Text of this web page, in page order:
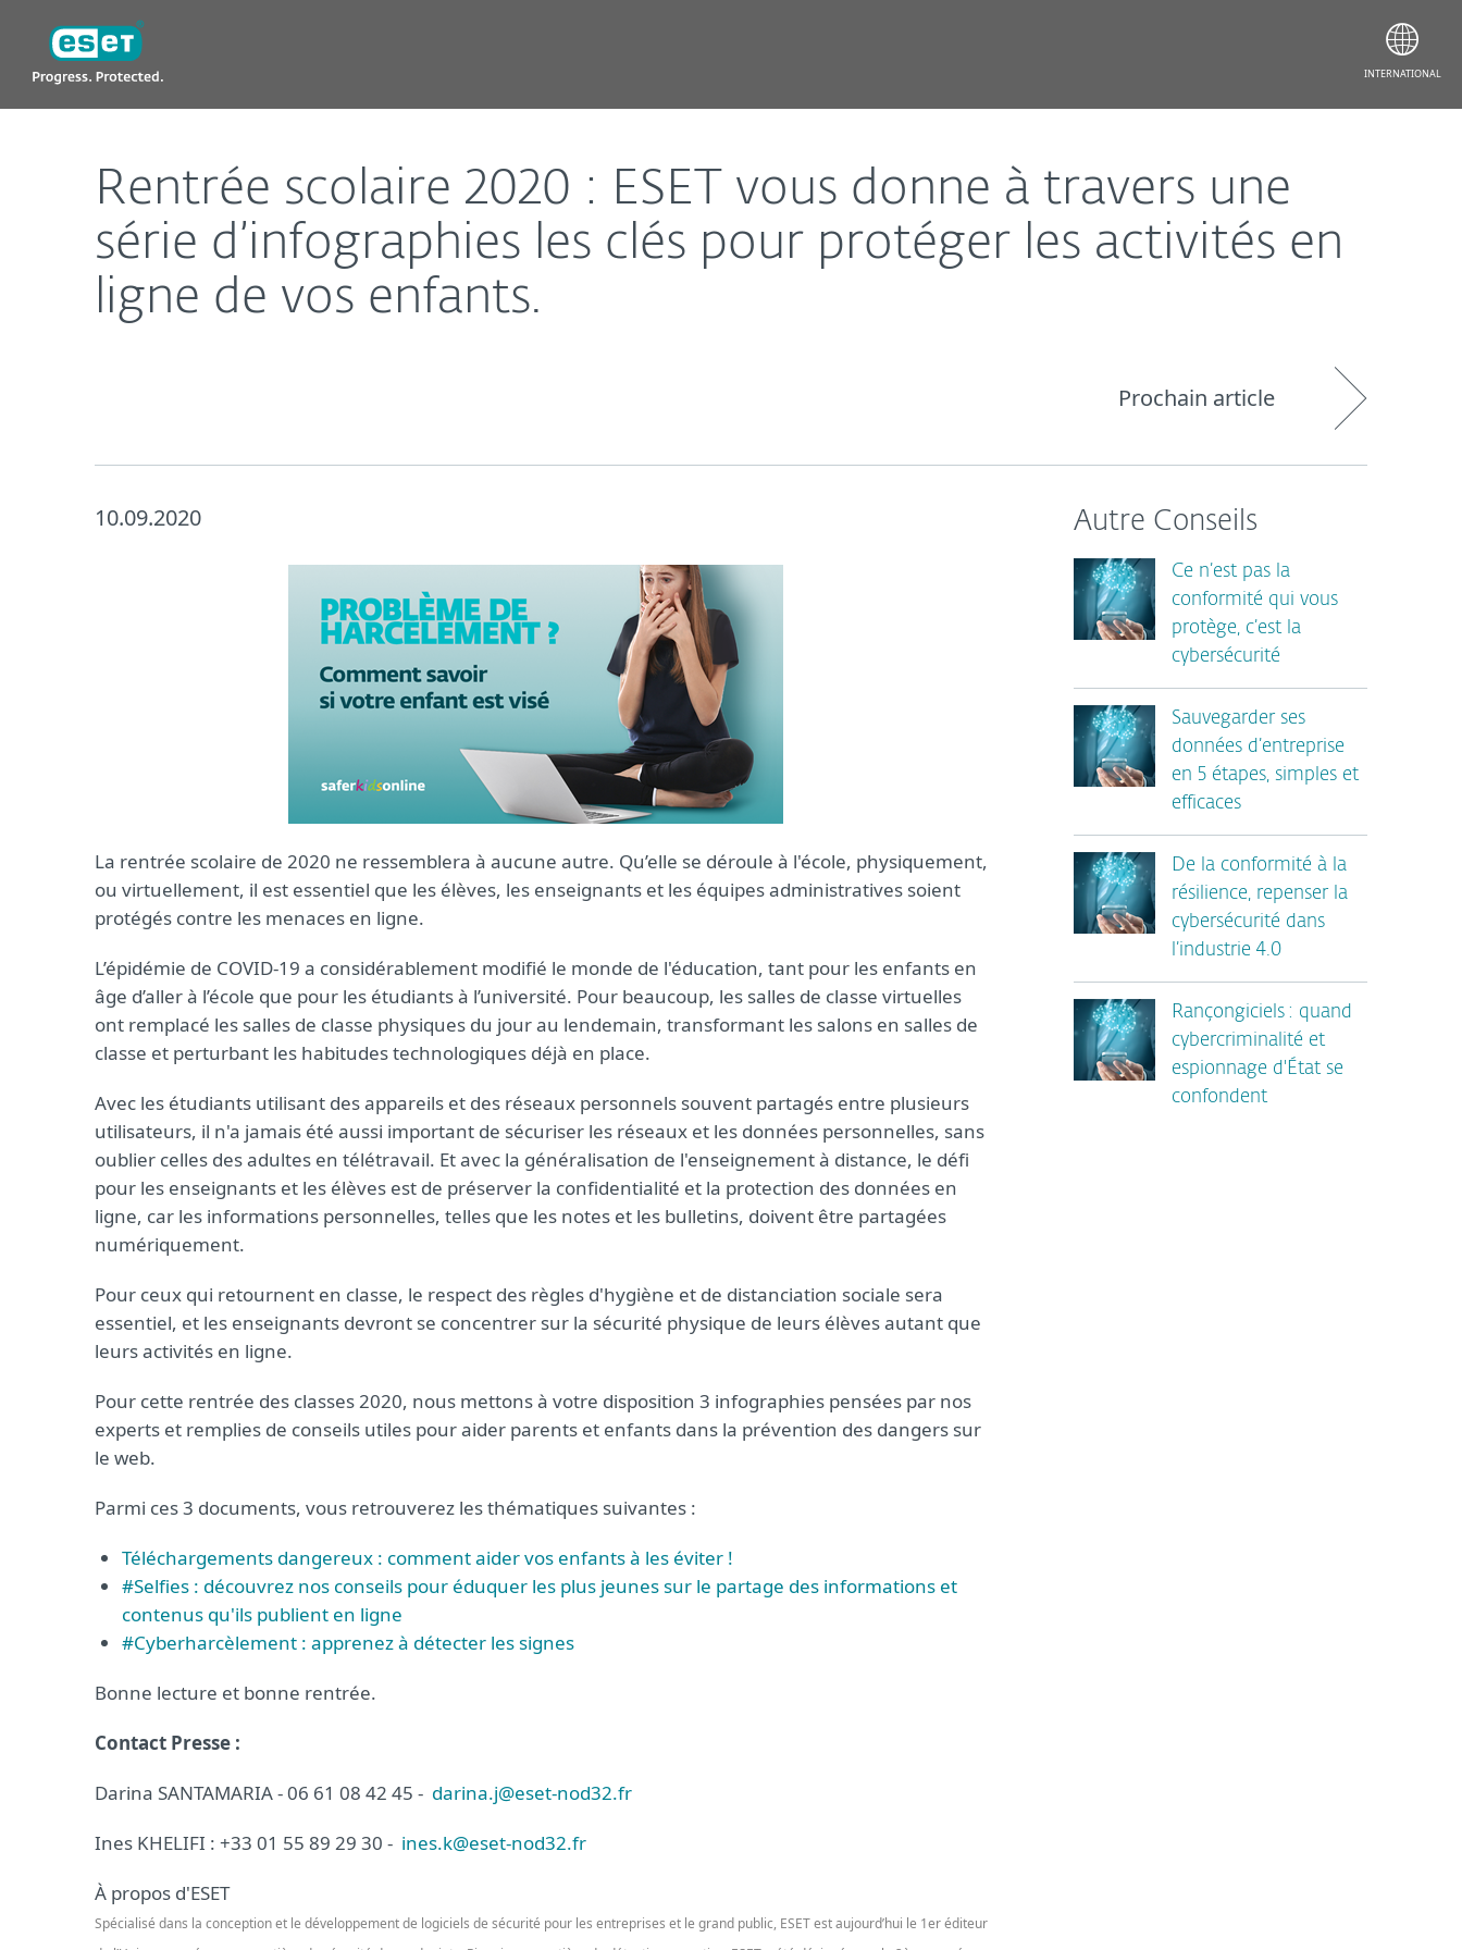
Rentrée scolaire 2020 : ESET vous donne à travers une
série d’infographies les clés pour protéger les activités en
ligne de vos enfants.
Prochain article
10.09.2020
La rentrée scolaire de 2020 ne ressemblera à aucune autre. Qu’elle se déroule à l'école, physiquement,
ou virtuellement, il est essentiel que les élèves, les enseignants et les équipes administratives soient
protégés contre les menaces en ligne.
L’épidémie de COVID-19 a considérablement modifié le monde de l'éducation, tant pour les enfants en
âge d’aller à l’école que pour les étudiants à l’université. Pour beaucoup, les salles de classe virtuelles
ont remplacé les salles de classe physiques du jour au lendemain, transformant les salons en salles de
classe et perturbant les habitudes technologiques déjà en place.
Avec les étudiants utilisant des appareils et des réseaux personnels souvent partagés entre plusieurs
utilisateurs, il n'a jamais été aussi important de sécuriser les réseaux et les données personnelles, sans
oublier celles des adultes en télétravail. Et avec la généralisation de l'enseignement à distance, le défi
pour les enseignants et les élèves est de préserver la confidentialité et la protection des données en
ligne, car les informations personnelles, telles que les notes et les bulletins, doivent être partagées
numériquement.
Pour ceux qui retournent en classe, le respect des règles d'hygiène et de distanciation sociale sera
essentiel, et les enseignants devront se concentrer sur la sécurité physique de leurs élèves autant que
leurs activités en ligne.
Pour cette rentrée des classes 2020, nous mettons à votre disposition 3 infographies pensées par nos
experts et remplies de conseils utiles pour aider parents et enfants dans la prévention des dangers sur
le web.
Parmi ces 3 documents, vous retrouverez les thématiques suivantes :
Téléchargements dangereux : comment aider vos enfants à les éviter !
#Selfies : découvrez nos conseils pour éduquer les plus jeunes sur le partage des informations et
contenus qu'ils publient en ligne
#Cyberharcèlement : apprenez à détecter les signes
Bonne lecture et bonne rentrée.
Contact Presse :
Darina SANTAMARIA - 06 61 08 42 45 - darina.j@eset-nod32.fr
Ines KHELIFI : +33 01 55 89 29 30 - ines.k@eset-nod32.fr
À propos d'ESET
Spécialisé dans la conception et le développement de logiciels de sécurité pour les entreprises et le grand public, ESET est aujourd’hui le 1er éditeur
Autre Conseils
Ce n’est pas la
conformité qui vous
protège, c’est la
cybersécurité
Sauvegarder ses
données d’entreprise
en 5 étapes, simples et
efficaces
De la conformité à la
résilience, repenser la
cybersécurité dans
l’industrie 4.0
Rançongiciels : quand
cybercriminalité et
espionnage d'État se
confondent
Rentrée scolaire 2020 : ESET vous donne à travers une série d’infographies les clés pour protéger les activités en ligne de vos enfants.
ESET
INTERNATIONAL